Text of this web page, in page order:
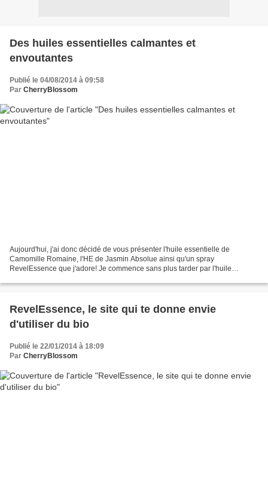
Des huiles essentielles calmantes et
envoutantes
Publié le 04/08/2014 à 09:58
Par CherryBlossom
Aujourd'hui, j'ai donc décidé de vous présenter l'huile essentielle de
Camomille Romaine, l'HE de Jasmin Absolue ainsi qu'un spray
RevelEssence que j'adore! Je commence sans plus tarder par l'huile
RevelEssence, le site qui te donne envie
d'utiliser du bio
Publié le 22/01/2014 à 18:09
Par CherryBlossom